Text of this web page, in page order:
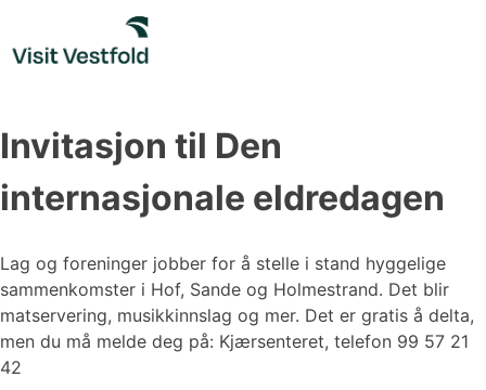
content
Invitasjon til Den
internasjonale eldredagen
Lag og foreninger jobber for å stelle i stand hyggelige
sammenkomster i Hof, Sande og Holmestrand. Det blir
matservering, musikkinnslag og mer. Det er gratis å delta,
men du må melde deg på: Kjærsenteret, telefon 99 57 21
42